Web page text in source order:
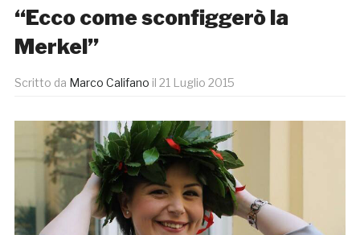
“Ecco come sconfiggerò la
Merkel”
Scritto da Marco Califano il 21 Luglio 2015